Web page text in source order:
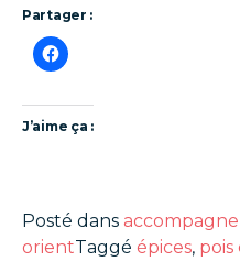
Partager :
J’aime ça :
Posté dans
orientTaggé épices, pois